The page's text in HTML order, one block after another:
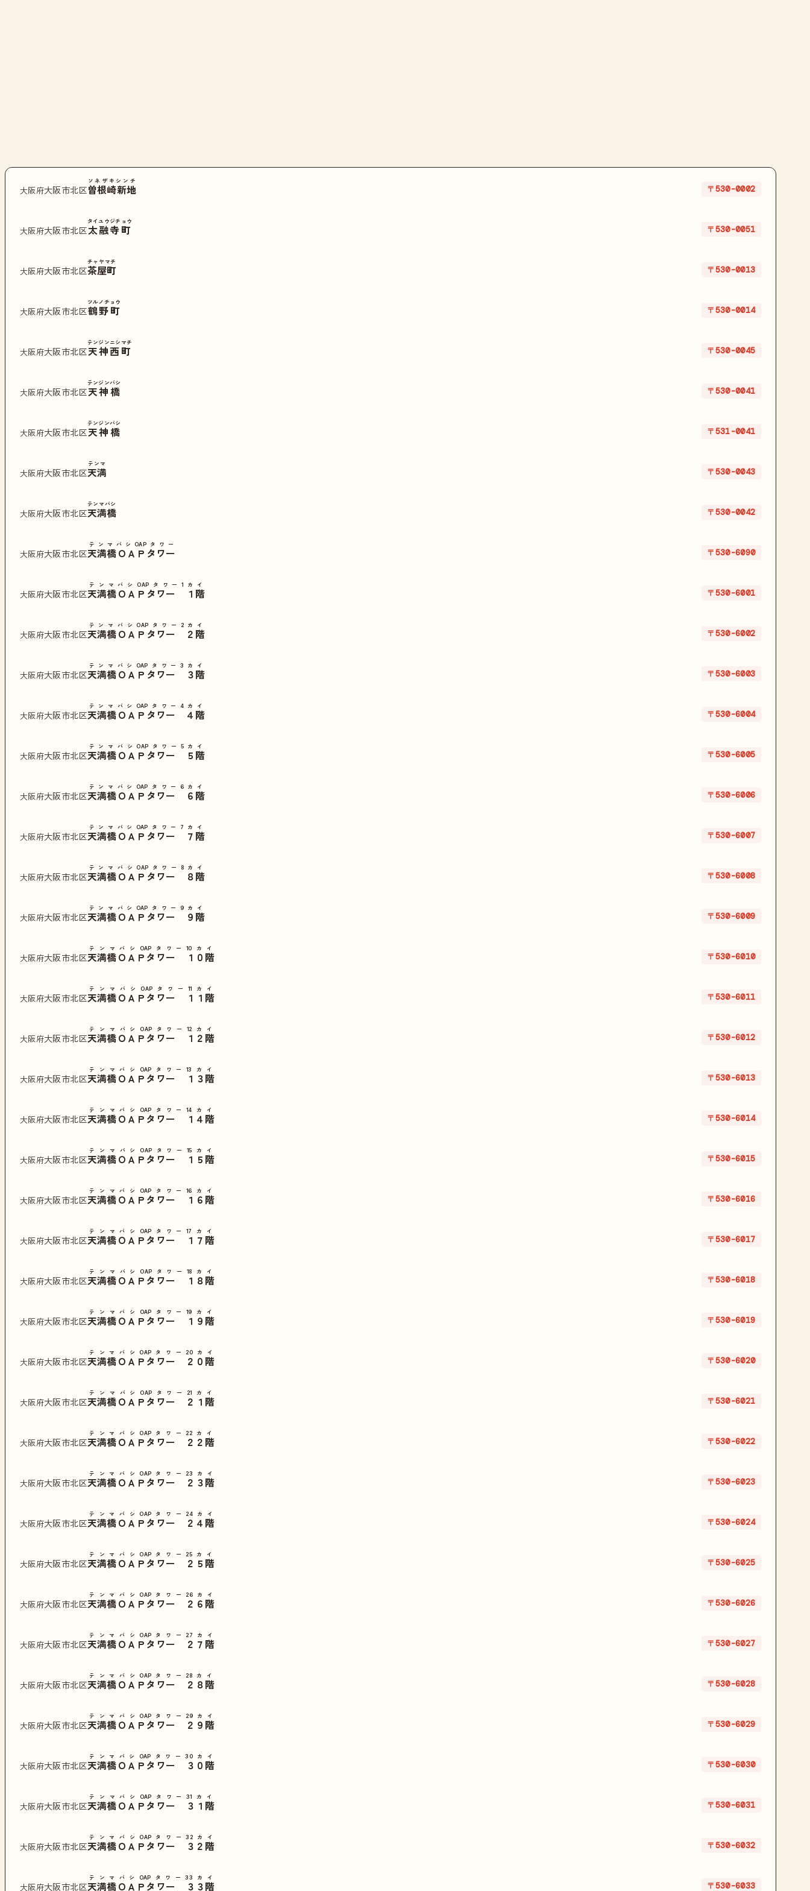
大阪府大阪市北区曽根崎新地
ソネザキシンチ
〒530-0002
大阪府大阪市北区太融寺町
タイユウジチョウ
〒530-0051
大阪府大阪市北区茶屋町
チャヤマチ
〒530-0013
大阪府大阪市北区鶴野町
ツルノチョウ
〒530-0014
大阪府大阪市北区天神西町
テンジンニシマチ
〒530-0045
大阪府大阪市北区天神橋
テンジンバシ
〒530-0041
大阪府大阪市北区天神橋
テンジンバシ
〒531-0041
大阪府大阪市北区天満
テンマ
〒530-0043
大阪府大阪市北区天満橋
テンマバシ
〒530-0042
大阪府大阪市北区天満橋ＯＡＰタワー
テンマバシOAPタワー
〒530-6090
大阪府大阪市北区天満橋ＯＡＰタワー １階
テンマバシOAPタワー1カイ
〒530-6001
大阪府大阪市北区天満橋ＯＡＰタワー ２階
テンマバシOAPタワー2カイ
〒530-6002
大阪府大阪市北区天満橋ＯＡＰタワー ３階
テンマバシOAPタワー3カイ
〒530-6003
大阪府大阪市北区天満橋ＯＡＰタワー ４階
テンマバシOAPタワー4カイ
〒530-6004
大阪府大阪市北区天満橋ＯＡＰタワー ５階
テンマバシOAPタワー5カイ
〒530-6005
大阪府大阪市北区天満橋ＯＡＰタワー ６階
テンマバシOAPタワー6カイ
〒530-6006
大阪府大阪市北区天満橋ＯＡＰタワー ７階
テンマバシOAPタワー7カイ
〒530-6007
大阪府大阪市北区天満橋ＯＡＰタワー ８階
テンマバシOAPタワー8カイ
〒530-6008
大阪府大阪市北区天満橋ＯＡＰタワー ９階
テンマバシOAPタワー9カイ
〒530-6009
大阪府大阪市北区天満橋ＯＡＰタワー １０階
テンマバシOAPタワー10カイ
〒530-6010
大阪府大阪市北区天満橋ＯＡＰタワー １１階
テンマバシOAPタワー11カイ
〒530-6011
大阪府大阪市北区天満橋ＯＡＰタワー １２階
テンマバシOAPタワー12カイ
〒530-6012
大阪府大阪市北区天満橋ＯＡＰタワー １３階
テンマバシOAPタワー13カイ
〒530-6013
大阪府大阪市北区天満橋ＯＡＰタワー １４階
テンマバシOAPタワー14カイ
〒530-6014
大阪府大阪市北区天満橋ＯＡＰタワー １５階
テンマバシOAPタワー15カイ
〒530-6015
大阪府大阪市北区天満橋ＯＡＰタワー １６階
テンマバシOAPタワー16カイ
〒530-6016
大阪府大阪市北区天満橋ＯＡＰタワー １７階
テンマバシOAPタワー17カイ
〒530-6017
大阪府大阪市北区天満橋ＯＡＰタワー １８階
テンマバシOAPタワー18カイ
〒530-6018
大阪府大阪市北区天満橋ＯＡＰタワー １９階
テンマバシOAPタワー19カイ
〒530-6019
大阪府大阪市北区天満橋ＯＡＰタワー ２０階
テンマバシOAPタワー20カイ
〒530-6020
大阪府大阪市北区天満橋ＯＡＰタワー ２１階
テンマバシOAPタワー21カイ
〒530-6021
大阪府大阪市北区天満橋ＯＡＰタワー ２２階
テンマバシOAPタワー22カイ
〒530-6022
大阪府大阪市北区天満橋ＯＡＰタワー ２３階
テンマバシOAPタワー23カイ
〒530-6023
大阪府大阪市北区天満橋ＯＡＰタワー ２４階
テンマバシOAPタワー24カイ
〒530-6024
大阪府大阪市北区天満橋ＯＡＰタワー ２５階
テンマバシOAPタワー25カイ
〒530-6025
大阪府大阪市北区天満橋ＯＡＰタワー ２６階
テンマバシOAPタワー26カイ
〒530-6026
大阪府大阪市北区天満橋ＯＡＰタワー ２７階
テンマバシOAPタワー27カイ
〒530-6027
大阪府大阪市北区天満橋ＯＡＰタワー ２８階
テンマバシOAPタワー28カイ
〒530-6028
大阪府大阪市北区天満橋ＯＡＰタワー ２９階
テンマバシOAPタワー29カイ
〒530-6029
大阪府大阪市北区天満橋ＯＡＰタワー ３０階
テンマバシOAPタワー30カイ
〒530-6030
大阪府大阪市北区天満橋ＯＡＰタワー ３１階
テンマバシOAPタワー31カイ
〒530-6031
大阪府大阪市北区天満橋ＯＡＰタワー ３２階
テンマバシOAPタワー32カイ
〒530-6032
大阪府大阪市北区天満橋ＯＡＰタワー ３３階
テンマバシOAPタワー33カイ
〒530-6033